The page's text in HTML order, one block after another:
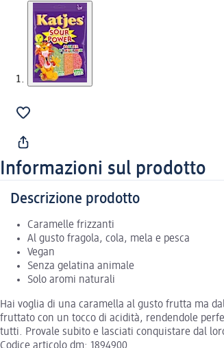
Informazioni sul prodotto
Descrizione prodotto
Caramelle frizzanti
Al gusto fragola, cola, mela e pesca
Vegan
Senza gelatina animale
Solo aromi naturali
Hai voglia di una caramella al gusto frutta ma
fruttato con un tocco di acidità, rendendole
tutti. Provale subito e lasciati conquistare dal
Codice articolo dm: 1894900